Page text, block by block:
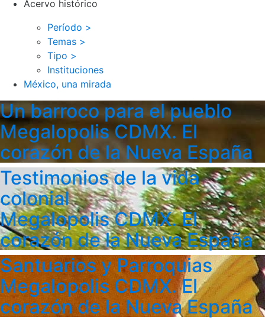
Acervo histórico
Período >
Temas >
Tipo >
Instituciones
México, una mirada
Un barroco para el pueblo
Megalopolis CDMX. El
corazón de la Nueva España
Testimonios de la vida
colonial
Megalopolis CDMX. El
corazón de la Nueva España
Santuarios y Parroquias
Megalopolis CDMX. El
corazón de la Nueva España